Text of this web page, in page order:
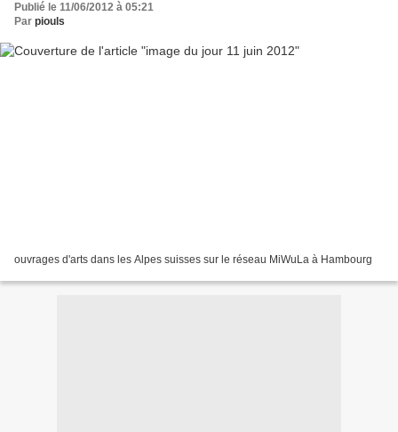
Publié le 11/06/2012 à 05:21
Par piouls
ouvrages d'arts dans les Alpes suisses sur le réseau MiWuLa à Hambourg